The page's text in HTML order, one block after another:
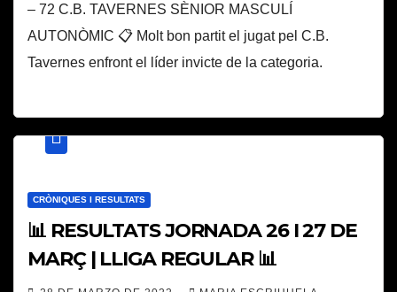
– 72 C.B. TAVERNES SÈNIOR MASCULÍ
AUTONÒMIC 📋 Molt bon partit el jugat pel C.B.
Tavernes enfront el líder invicte de la categoria.
CRÒNIQUES I RESULTATS
📊 RESULTATS JORNADA 26 I 27 DE
MARÇ | LLIGA REGULAR 📊